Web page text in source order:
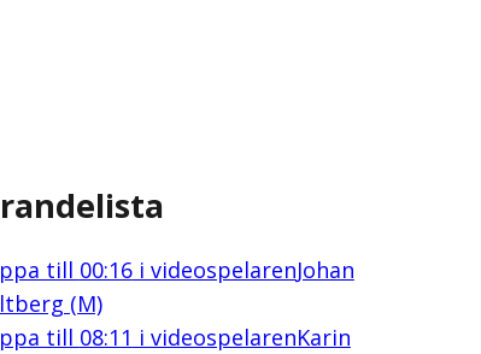
till 00:16i videospelarenJohan
(M)
till 08:11 i videospelarenKarin